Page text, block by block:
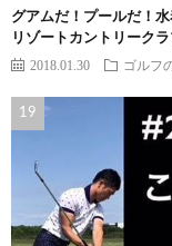
グアムだ！プールだ！
リゾートカントリーク
2018.01.30 ゴルフ